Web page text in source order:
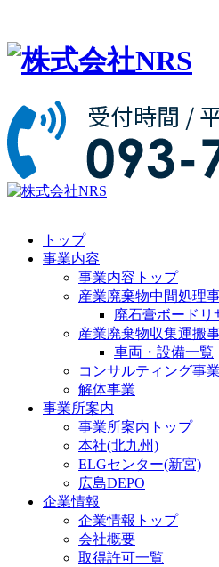
トップ
事業内容
事業内容トップ
産業廃棄物中間処理
廃石膏ボードリ
産業廃棄物収集運搬
車両・設備一覧
コンサルティング事業
解体事業
事業所案内
事業所案内トップ
本社(北九州)
ELGセンター(新宮)
広島DEPO
企業情報
企業情報トップ
会社概要
取得許可一覧